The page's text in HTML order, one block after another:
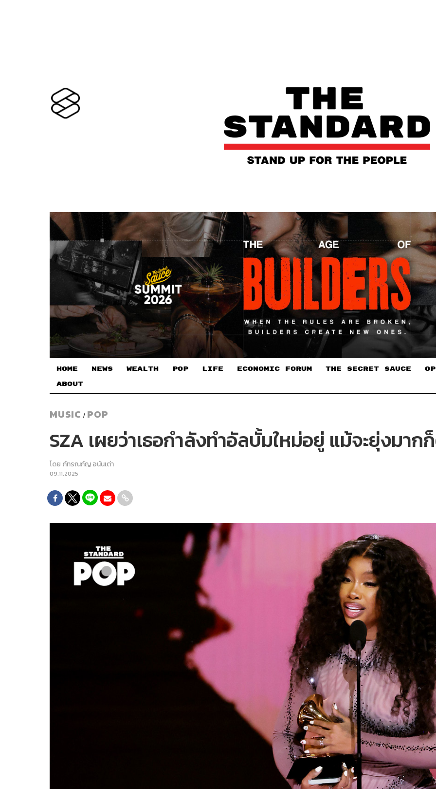
HOME NEWS WEALTH POP LIFE ECONOMIC FORUM THE SECRET SAUCE​
ABOUT
MUSIC / POP
SZA เผยว่าเธอกำลังทำอัลบั้มใหม่อยู่ แม้จะยุ่งมาก
โดย ภัทรณกัญ อนันเต่า
09.11.2025